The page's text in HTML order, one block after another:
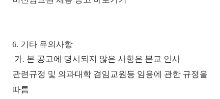
6. 기타 유의사항
가. 본 공고에 명시되지 않은 사항은 본교 인사
관련규정 및 의과대학 겸임교원등 임용에 관한 규정을
따름